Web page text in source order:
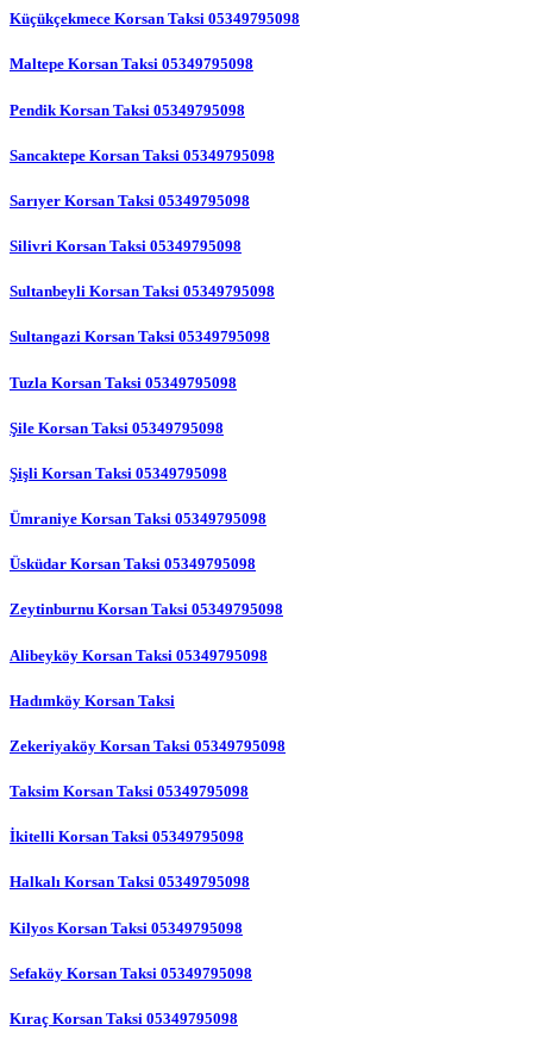
Küçükçekmece Korsan Taksi 05349795098
Maltepe Korsan Taksi 05349795098
Pendik Korsan Taksi 05349795098
Sancaktepe Korsan Taksi 05349795098
Sarıyer Korsan Taksi 05349795098
Silivri Korsan Taksi 05349795098
Sultanbeyli Korsan Taksi 05349795098
Sultangazi Korsan Taksi 05349795098
Tuzla Korsan Taksi 05349795098
Şile Korsan Taksi 05349795098
Şişli Korsan Taksi 05349795098
Ümraniye Korsan Taksi 05349795098
Üsküdar Korsan Taksi 05349795098
Zeytinburnu Korsan Taksi 05349795098
Alibeyköy Korsan Taksi 05349795098
Hadımköy Korsan Taksi
Zekeriyaköy Korsan Taksi 05349795098
Taksim Korsan Taksi 05349795098
İkitelli Korsan Taksi 05349795098
Halkalı Korsan Taksi 05349795098
Kilyos Korsan Taksi 05349795098
Sefaköy Korsan Taksi 05349795098
Kıraç Korsan Taksi 05349795098